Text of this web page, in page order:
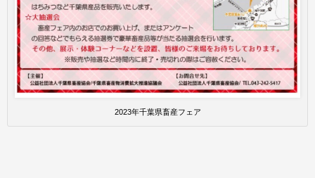
2023年千葉県畜産フェア